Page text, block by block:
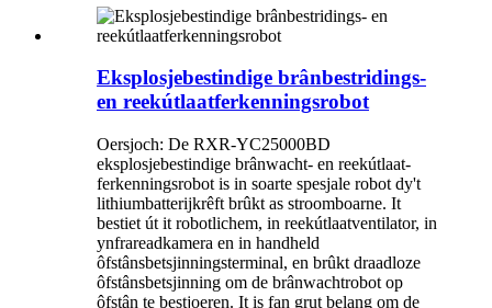
Eksplosjebestindige brânbestridings-
en reekútlaatferkenningsrobot
Oersjoch: De RXR-YC25000BD
eksplosjebestindige brânwacht- en reekútlaat-
ferkenningsrobot is in soarte spesjale robot dy't
lithiumbatterijkrêft brûkt as stroomboarne. It
bestiet út it robotlichem, in reekútlaatventilator, in
ynfrareadkamera en in handheld
ôfstânsbetsjinningsterminal, en brûkt draadloze
ôfstânsbetsjinning om de brânwachtrobot op
ôfstân te bestjoeren. It is fan grut belang om de